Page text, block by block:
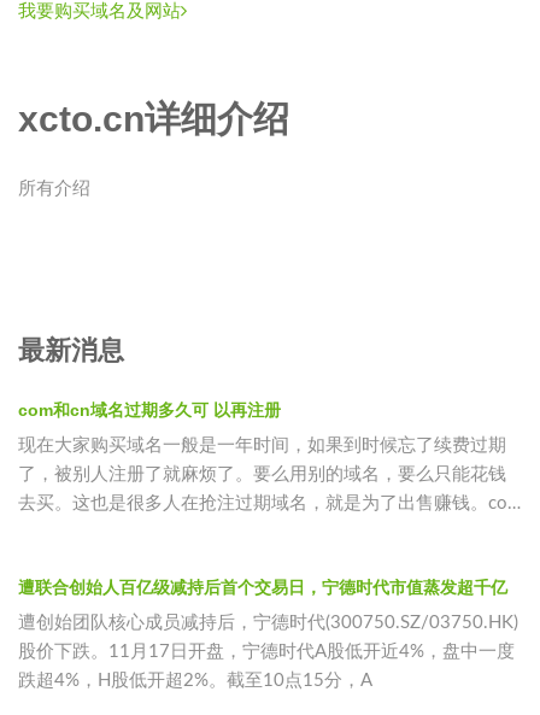
我要购买域名及网站
xcto.cn详细介绍
所有介绍
最新消息
com和cn域名过期多久可 以再注册
现在大家购买域名一般是一年时间，如果到时候忘了续费过期
了，被别人注册了就麻烦了。要么用别的域名，要么只能花钱
去买。这也是很多人在抢注过期域名，就是为了出售赚钱。com
遭联合创始人百亿级减持后首个交易日，宁德时代市值蒸发超千亿
遭创始团队核心成员减持后，宁德时代(300750.SZ/03750.HK)
股价下跌。11月17日开盘，宁德时代A股低开近4%，盘中一度
跌超4%，H股低开超2%。截至10点15分，A